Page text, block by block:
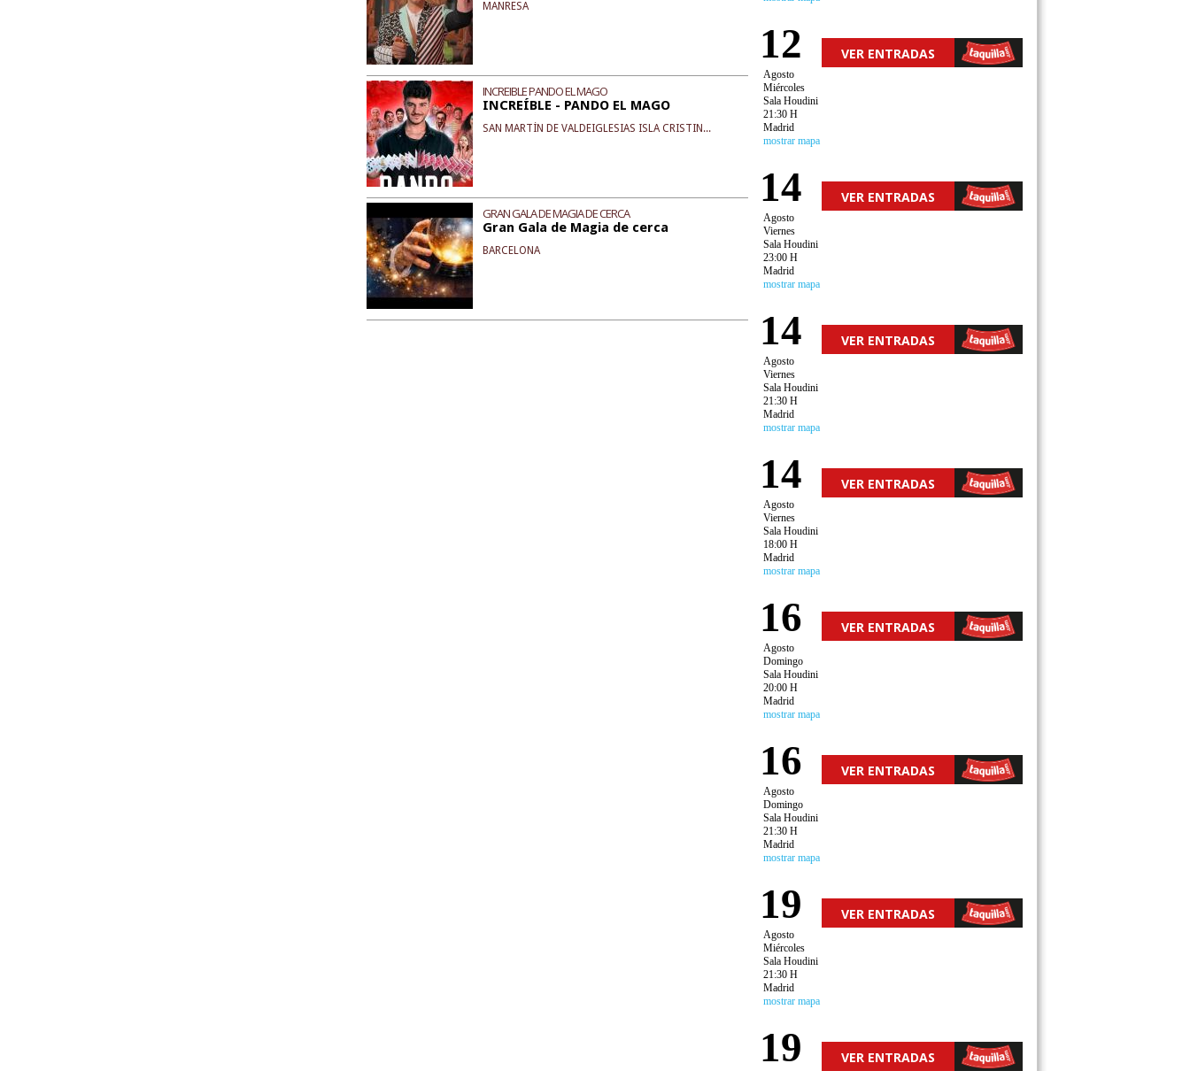
MANRESA
INCREIBLE PANDO EL MAGO
INCREÍBLE - PANDO EL MAGO
SAN MARTÍN DE VALDEIGLESIAS ISLA CRISTIN...
GRAN GALA DE MAGIA DE CERCA
Gran Gala de Magia de cerca
BARCELONA
12 VER ENTRADAS
Agosto
Miércoles
Sala Houdini
21:30 H
Madrid
mostrar mapa
14 VER ENTRADAS
Agosto
Viernes
Sala Houdini
23:00 H
Madrid
mostrar mapa
14 VER ENTRADAS
Agosto
Viernes
Sala Houdini
21:30 H
Madrid
mostrar mapa
14 VER ENTRADAS
Agosto
Viernes
Sala Houdini
18:00 H
Madrid
mostrar mapa
16 VER ENTRADAS
Agosto
Domingo
Sala Houdini
20:00 H
Madrid
mostrar mapa
16 VER ENTRADAS
Agosto
Domingo
Sala Houdini
21:30 H
Madrid
mostrar mapa
19 VER ENTRADAS
Agosto
Miércoles
Sala Houdini
21:30 H
Madrid
mostrar mapa
19 VER ENTRADAS